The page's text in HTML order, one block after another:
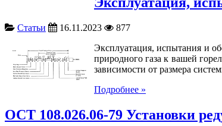
Статьи 16.11.2023
877
Эксплуатация, испытания и
природного газа к вашей
зависимости от размера
Подробнее »
ОСТ 108.026.06-79 Установки